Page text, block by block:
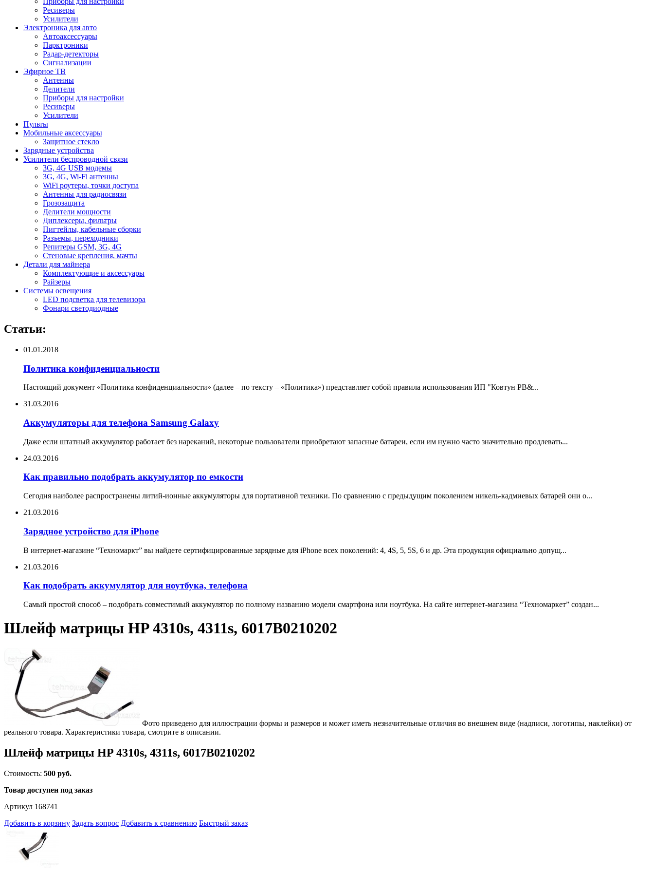
Ресиверы
Усилители
Электроника для авто
Автоаксессуары
Парктроники
Радар-детекторы
Сигнализации
Эфирное ТВ
Антенны
Делители
Приборы для настройки
Ресиверы
Усилители
Пульты
Мобильные аксессуары
Защитное стекло
Зарядные устройства
Усилители беспроводной связи
3G, 4G USB модемы
3G, 4G, Wi-Fi антенны
WiFi роутеры, точки доступа
Антенны для радиосвязи
Грозозащита
Делители мощности
Диплексеры, фильтры
Пигтейлы, кабельные сборки
Разъемы, переходники
Репитеры GSM, 3G, 4G
Стеновые крепления, мачты
Детали для майнера
Комплектующие и аксессуары
Райзеры
Системы освещения
LED подсветка для телевизора
Фонари светодиодные
Статьи:
01.01.2018
Политика конфиденциальности
Настоящий документ «Политика конфиденциальности» (далее – по тексту – «Политика») представляет собой правила использования ИП "Ковтун РВ&...
31.03.2016
Аккумуляторы для телефона Samsung Galaxy
Даже если штатный аккумулятор работает без нареканий, некоторые пользователи приобретают запасные батареи, если им нужно часто значительно продлевать...
24.03.2016
Как правильно подобрать аккумулятор по емкости
Сегодня наиболее распространены литий-ионные аккумуляторы для портативной техники. По сравнению с предыдущим поколением никель-кадмиевых батарей они о...
21.03.2016
Зарядное устройство для iPhone
В интернет-магазине “Техномаркт” вы найдете сертифицированные зарядные для iPhone всех поколений: 4, 4S, 5, 5S, 6 и др. Эта продукция официально допущ...
21.03.2016
Как подобрать аккумулятор для ноутбука, телефона
Самый простой способ – подобрать совместимый аккумулятор по полному названию модели смартфона или ноутбука. На сайте интернет-магазина “Техномаркет” создан...
Шлейф матрицы HP 4310s, 4311s, 6017B0210202
Фото приведено для иллюстрации формы и размеров и может иметь незначительные отличия во внешнем виде (надписи, логотипы, наклейки) от
реального товара. Характеристики товара, смотрите в описании.
Шлейф матрицы HP 4310s, 4311s, 6017B0210202
Стоимость: 500 руб.
Товар доступен под заказ
Артикул 168741
Добавить в корзину Задать вопрос Добавить к сравнению Быстрый заказ